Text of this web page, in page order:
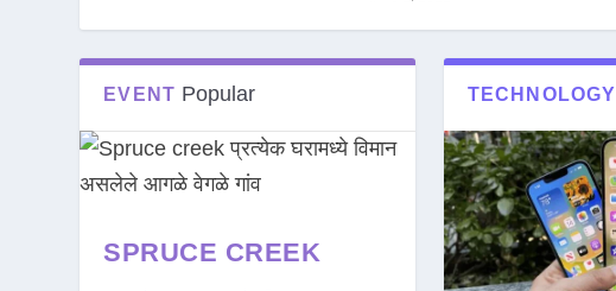
EVENT Popular
SPRUCE CREEK
TECHNOLOGY